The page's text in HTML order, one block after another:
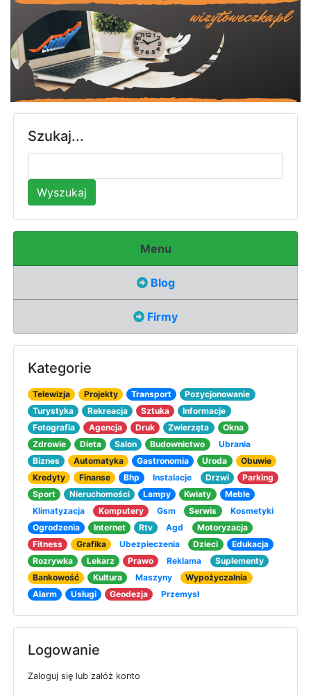
Szukaj...
Wyszukaj
Menu
Blog
Firmy
Kategorie
Telewizja Projekty Transport
Pozycjonowanie
Turystyka
Rekreacja Sztuka
Informacje
Fotografia
Agencja Druk Zwierzęta
Okna
Zdrowie
Dieta Salon Budownictwo
Ubrania
Biznes
Automatyka Gastronomia Uroda
Obuwie
Kredyty
Finanse Bhp Instalacje Drzwi
Parking
Sport
Nieruchomości Lampy Kwiaty
Meble
Klimatyzacja
Komputery Gsm Serwis
Kosmetyki
Ogrodzenia
Internet Rtv Agd
Motoryzacja
Fitness
Grafika Ubezpieczenia Dzieci
Edukacja
Rozrywka
Lekarz Prawo Reklama
Suplementy
Bankowość
Kultura Maszyny
Wypożyczalnia
Alarm
Usługi Geodezja Przemysł
Logowanie
Zaloguj się lub załóż konto